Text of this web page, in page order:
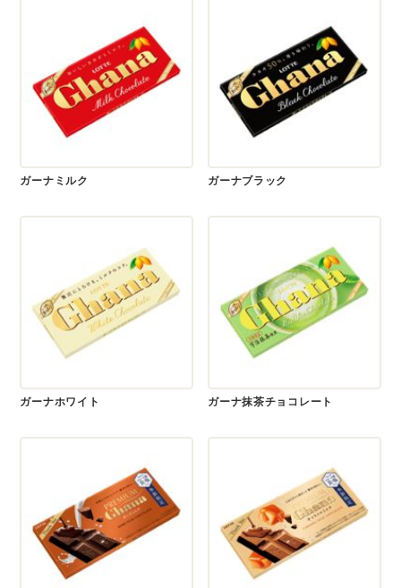
ガーナミルク ガーナブラック
ガーナホワイト ガーナ抹茶チョコレート